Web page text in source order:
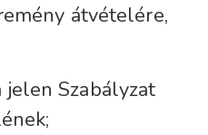
átvételére,
Szabályzat